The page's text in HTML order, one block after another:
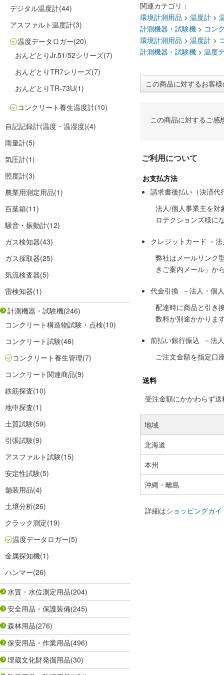
デジタル温度計(44)
アスファルト温度計(3)
温度データロガー(20)
おんどとりJr.51/52シリーズ(7)
おんどとりTR7シリーズ(7)
おんどとりTR-73U(1)
コンクリート養生温度計(10)
自記記録計(温度・温湿度)(4)
雨量計(5)
気圧計(1)
照度計(3)
農業用測定用品(1)
百葉箱(11)
騒音・振動計(12)
ガス検知器(43)
ガス採取器(25)
気流検査器(5)
雷検知器(1)
計測機器・試験機(246)
コンクリート構造物試験・点検(10)
コンクリート試験(46)
コンクリート養生管理(7)
コンクリート関連商品(9)
鉄筋探査(10)
地中探査(1)
土質試験(59)
引張試験(9)
アスファルト試験(15)
安定性試験(5)
舗装用品(4)
土壌分析(26)
クラック測定(19)
温度データロガー(5)
金属探知機(1)
ハンマー(26)
水質・水位測定用品(204)
安全用品・保護装備(245)
森林用品(276)
保安用品・作業用品(496)
埋蔵文化財発掘用品(30)
関連カテゴリ：
環境計測用品 > 温度計 >
計測機器・試験機 > コン
環境計測用品 > 温度計 >
計測機器・試験機 > 温度
この商品に対するお客
この商品に対するご感
ご利用について
お支払方法
請求書後払い（決済代
法人/個人事業主を対
ロテクションズ様に
クレジットカード －
弊社はメールリンク
きご案内メール」か
代金引換 －法人・個
配達時に商品と引き
数料が別途かかりま
前払い銀行振込 －法
ご注文金額を指定口
送料
受注金額にかかわらず
地域
北海道
本州
沖縄・離島
詳細はショッピングガイ